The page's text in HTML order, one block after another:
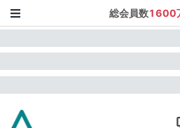
総会員数1600